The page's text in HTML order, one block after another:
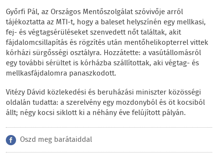
Győrfi Pál, az Országos Mentőszolgálat szóvivője arról
tájékoztatta az MTI-t, hogy a baleset helyszínén egy mellkasi,
fej- és végtagsérüléseket szenvedett nőt találtak, akit
fájdalomcsillapítás és rögzítés után mentőhelikopterrel vittek
kórházi sürgősségi osztályra. Hozzátette: a vasútállomásról
egy további sérültet is kórházba szállítottak, aki végtag- és
mellkasfájdalomra panaszkodott.
Vitézy Dávid közlekedési és beruházási miniszter közösségi
oldalán tudatta: a szerelvény egy mozdonyból és öt kocsiból
állt; négy kocsi siklott ki a néhány éve felújított pályán.
Oszd meg barátaiddal